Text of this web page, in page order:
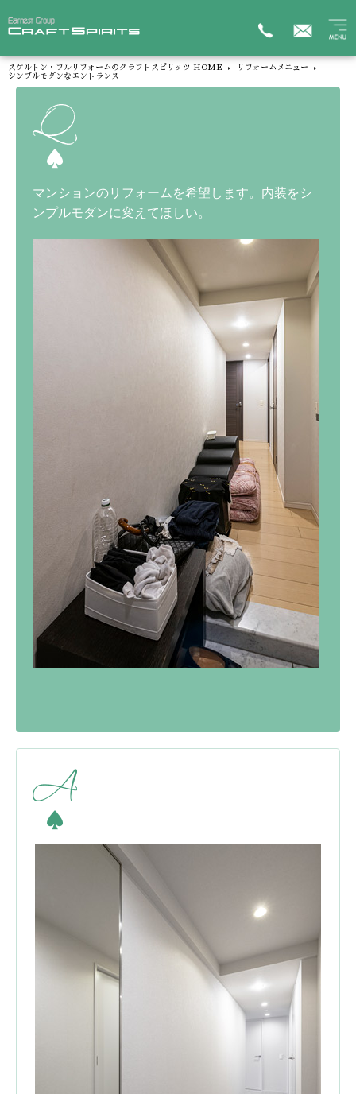
スケルトン・フルリフォームのクラフトスピリッツ HOME
リフォームメニュー
シンプルモダンなエントランス
マンションのリフォームを希望します。内装をシ
ンプルモダンに変えてほしい。